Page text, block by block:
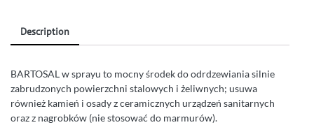
Description
BARTOSAL w sprayu to mocny środek do odrdzewiania silnie
zabrudzonych powierzchni stalowych i żeliwnych; usuwa
również kamień i osady z ceramicznych urządzeń sanitarnych
oraz z nagrobków (nie stosować do marmurów).